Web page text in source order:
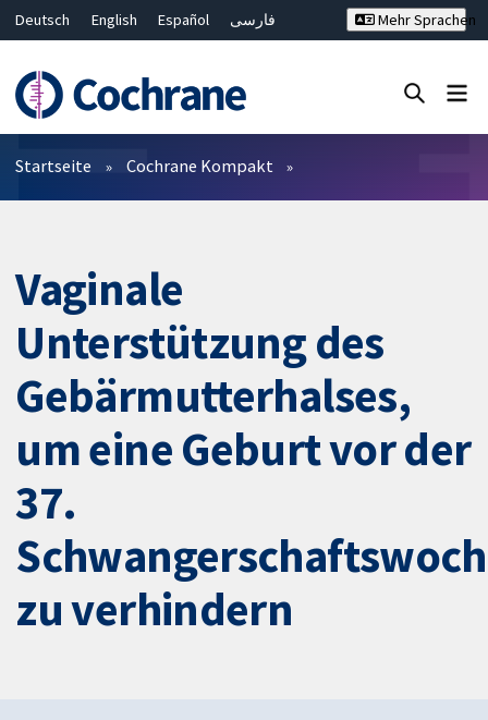
Deutsch English Español
فارسی
Bahasa Malaysia
ไทย
繁體中文
简体中文
Mehr Sprachen
Filter
Startseite Cochrane Kompakt
Vaginale
Unterstützung des
Gebärmutterhalses,
um eine Geburt vor der
37.
zu verhindern